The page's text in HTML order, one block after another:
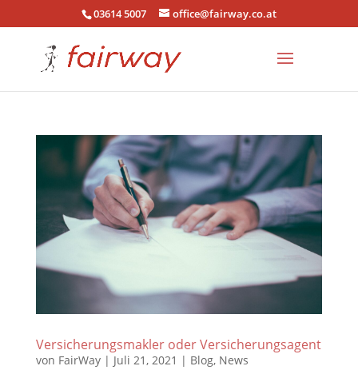
03614 5007 office@fairway.co.at
Versicherungsmakler oder Versicherungsagent
von FairWay| Juli 21, 2021 | Blog, News